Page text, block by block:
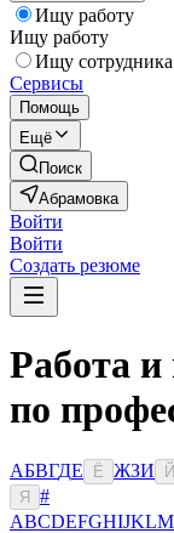
Ищу работу
Ищу работу
Ищу сотрудника
Сервисы
Помощь
Ещё
Поиск
Абрамовка
Войти
Войти
Создать резюме
Работа и
по
АБВГДЕ Ё ЖЗИ Й
Я
#
ABCDEFGHIJKLM